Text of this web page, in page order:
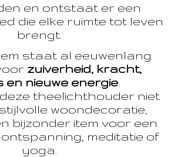
en ontstaat er een
die elke ruimte tot leven
brengt.
staat al eeuwenlang
zuiverheid, kracht,
en nieuwe energie
theelichthouder niet
woondecoratie,
bijzonder item voor een
meditatie of
yoga.